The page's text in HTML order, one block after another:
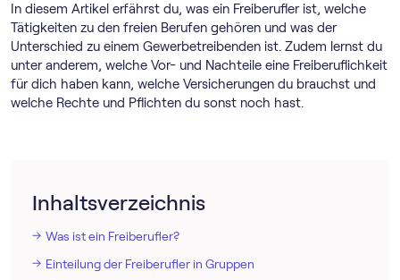
In diesem Artikel erfährst du, was ein Freiberufler ist, welche
Tätigkeiten zu den freien Berufen gehören und was der
Unterschied zu einem Gewerbetreibenden ist. Zudem lernst du
unter anderem, welche Vor- und Nachteile eine Freiberuflichkeit
für dich haben kann, welche Versicherungen du brauchst und
welche Rechte und Pflichten du sonst noch hast.
Inhaltsverzeichnis
Was ist ein Freiberufler?
Einteilung der Freiberufler in Gruppen